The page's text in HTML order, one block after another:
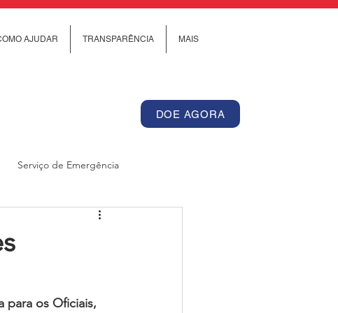
AJUDAR TRANSPARÊNCIA MAIS
DOE AGORA
Serviço de Emergência
Internacional
para os Oficiais,